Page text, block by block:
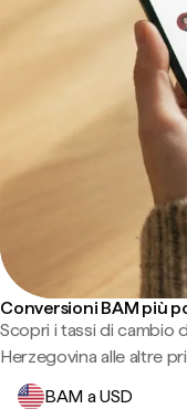
Conversioni BAM più
Scopri i tassi di cambio
Herzegovina alle altre
BAM a USD